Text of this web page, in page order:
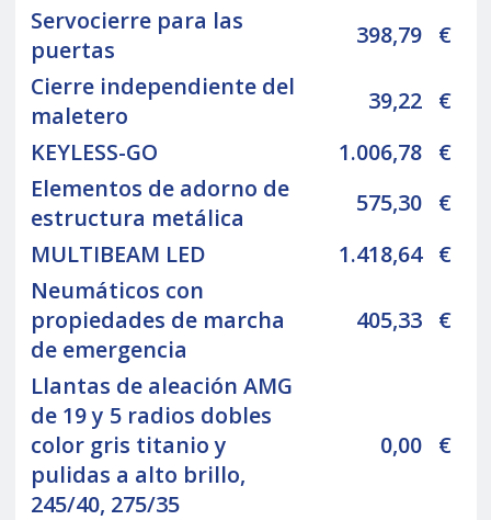
Servocierre para las
puertas
398,79 €
Cierre independiente del
maletero
39,22 €
KEYLESS-GO
1.006,78 €
Elementos de adorno de
estructura metálica
575,30 €
MULTIBEAM LED
1.418,64 €
Neumáticos con
propiedades de marcha
de emergencia
405,33 €
Llantas de aleación AMG
de 19 y 5 radios dobles
color gris titanio y
pulidas a alto brillo,
245/40, 275/35
0,00 €